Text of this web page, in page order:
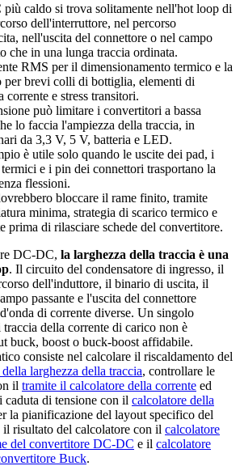
caldo si trova solitamente nell'hot loop di
dell'interruttore, nel percorso
nell'uscita del connettore o nel campo
che in una lunga traccia ordinata.
RMS per il dimensionamento termico e la
per brevi colli di bottiglia, elementi di
corrente e stress transitori.
può limitare i convertitori a bassa
lo faccia l'ampiezza della traccia, in
da 3,3 V, 5 V, batteria e LED.
è utile solo quando le uscite dei pad, i
e i pin dei connettori trasportano la
flessioni.
bloccare il rame finito, tramite
minima, strategia di scarico termico e
prima di rilasciare schede del convertitore.
DC-DC, la larghezza della traccia è una
. Il circuito del condensatore di ingresso, il
dell'induttore, il binario di uscita, il
passante e l'uscita del connettore
di corrente diverse. Un singolo
della corrente di carico non è
buck, boost o buck-boost affidabile.
consiste nel calcolare il riscaldamento del
larghezza della traccia, controllare le
il tramite il calcolatore della corrente ed
caduta di tensione con il calcolatore della
la pianificazione del layout specifico del
risultato del calcolatore con il calcolatore
del convertitore DC-DC e il calcolatore
Buck.